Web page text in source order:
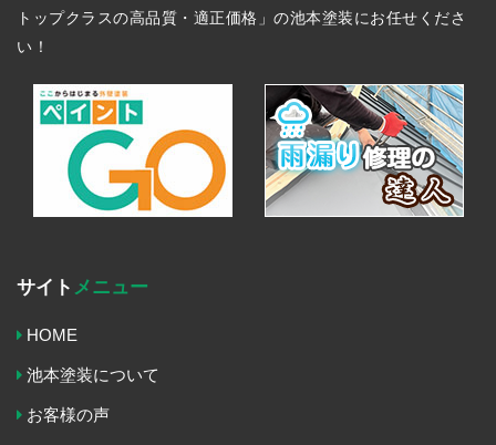
トップクラスの高品質・適正価格」の池本塗装にお任せくださ
い！
サイト メニュー
HOME
池本塗装について
お客様の声